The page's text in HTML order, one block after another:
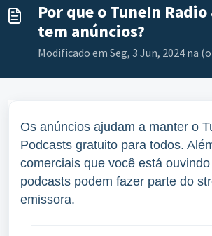
Por que o TuneIn
tem anúncios?
Modificado em Seg, 3 Jun, 2024 na
Os anúncios ajudam a manter o
Podcasts gratuito para todos.
comerciais que você está
podcasts podem fazer parte do
emissora.